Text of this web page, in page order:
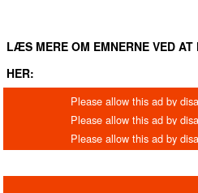
LÆS MERE OM EMNERNE VED
HER: